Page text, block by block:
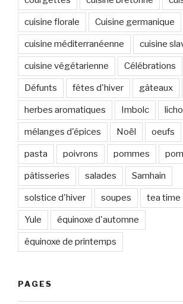
cuisine florale Cuisine germanique
cuisine méditerranéenne cuisine
cuisine végétarienne Célébrations
Défunts fêtes d'hiver gâteaux
herbes aromatiques Imbolc
mélanges d'épices Noël oeufs
pasta poivrons pommes
pâtisseries salades Samhain
solstice d'hiver soupes tea time
Yule équinoxe d'automne
équinoxe de printemps
PAGES